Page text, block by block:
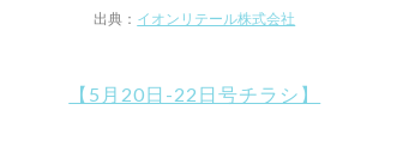
出典： イオンリテール株式会社
【5月20日-22日号チラシ】